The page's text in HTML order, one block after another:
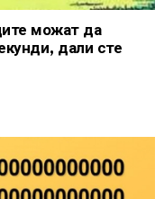
можат да
дали сте